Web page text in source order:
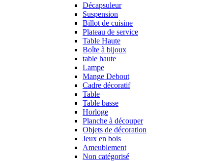
Décapsuleur
Suspension
Billot de cuisine
Plateau de service
Table Haute
Boîte à bijoux
table haute
Lampe
Mange Debout
Cadre décoratif
Table
Table basse
Horloge
Planche à découper
Objets de décoration
Jeux en bois
Ameublement
Non catégorisé